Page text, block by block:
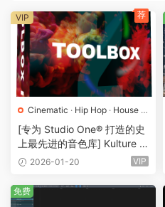
Cinematic · Hip Hop · House ·
Studio One
工程 · 素材· 采样
[专为 Studio One® 打造的史
上最先进的音色库] Kulture S
ounds Toolbox II（37.5GB）
2026-01-20 VIP
VIP 荐
免费